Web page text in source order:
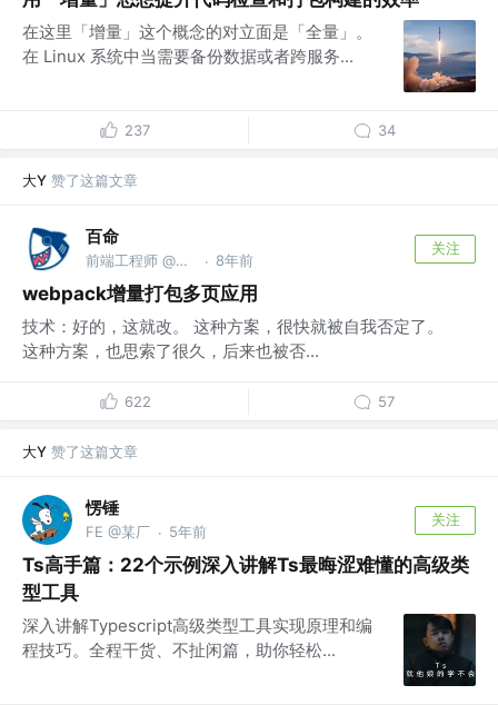
在这里「增量」这个概念的对立面是「全量」。
在 Linux 系统中当需要备份数据或者跨服务...
237 34
大Y 赞了这篇文章
百命
前端工程师 @阿里巴巴 · 8年前
关注
webpack增量打包多页应用
技术：好的，这就改。 这种方案，很快就被自我否定了。
这种方案，也思索了很久，后来也被否...
622 57
大Y 赞了这篇文章
愣锤
FE @某厂 · 5年前
关注
Ts高手篇：22个示例深入讲解Ts最晦涩难懂的高级类
型工具
深入讲解Typescript高级类型工具实现原理和编
程技巧。全程干货、不扯闲篇，助你轻松...